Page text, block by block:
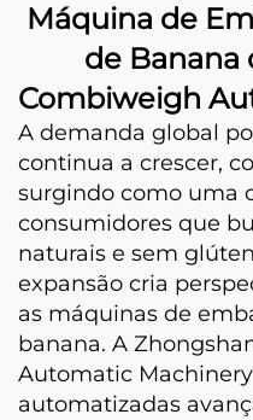
Máquina de
de Banana
Combiweigh
A demanda global
continua a crescer,
surgindo como uma
consumidores que
naturais e sem
expansão cria
as máquinas de
banana. A
Automatic
automatizadas